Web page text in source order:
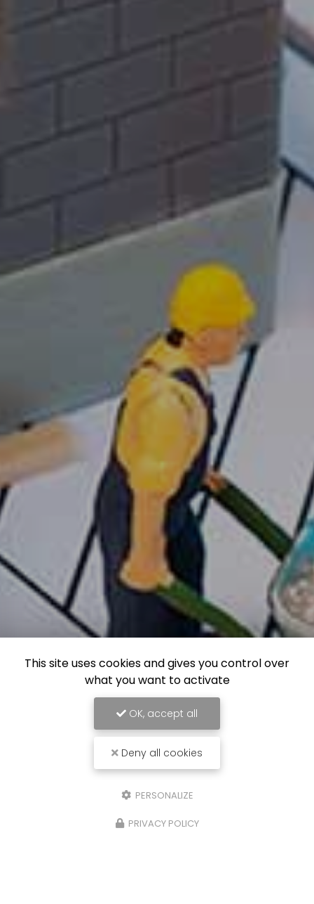
This site uses cookies and gives you control over
what you want to activate
OK, accept all
Deny all cookies
PERSONALIZE
PRIVACY POLICY